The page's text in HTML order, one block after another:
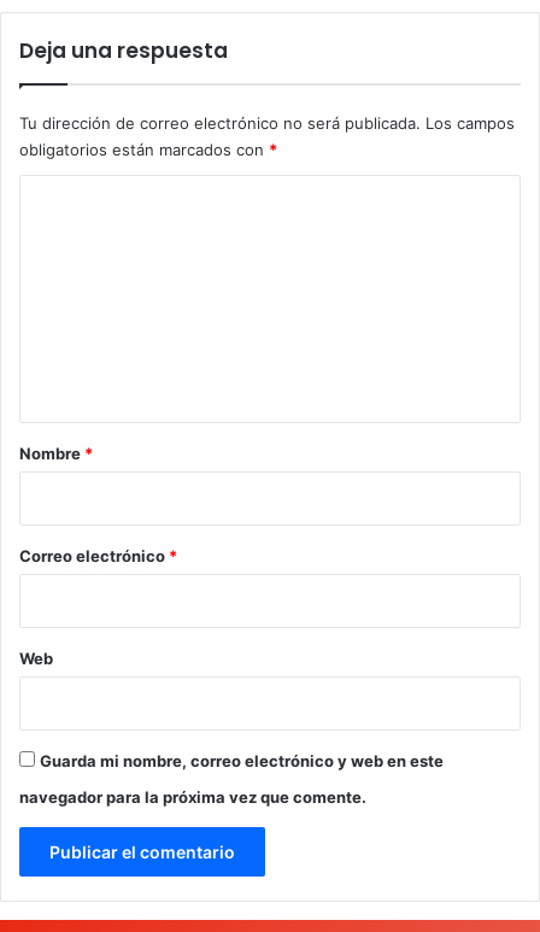
Deja una respuesta
Tu dirección de correo electrónico no será publicada. Los campos
obligatorios están marcados con *
r
*
Nombre *
Correo electrónico *
Web
Guarda mi nombre, correo electrónico y web en este
navegador para la próxima vez que comente.